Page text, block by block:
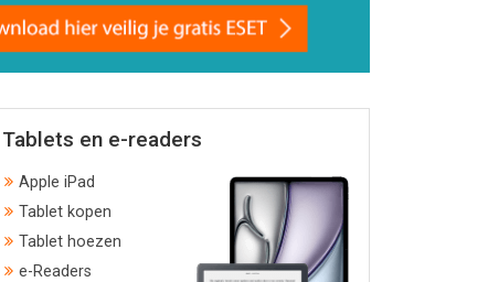
Tablets en e-readers
Apple iPad
Tablet kopen
Tablet hoezen
e-Readers